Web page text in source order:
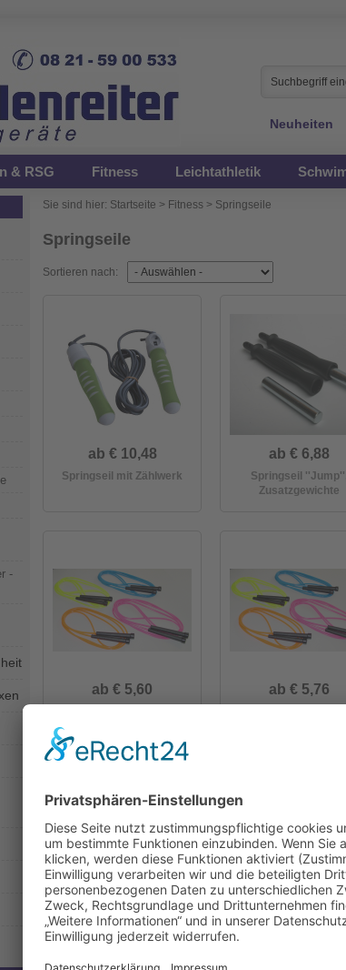
Neuheiten
& RSG Fitness Leichtathletik
-
Sie sind hier: Startseite > Fitness > Springseile
Springseile
Sortieren nach:
ab € 10,48
Springseil mit Zählwerk
ab € 6,88
Springseil ''Jump'',
Zusatzgewichte
ab € 5,60 ab € 5,76
ab € 5,76
Beaded Jump Rope, 3 m
lang
€ 26,50